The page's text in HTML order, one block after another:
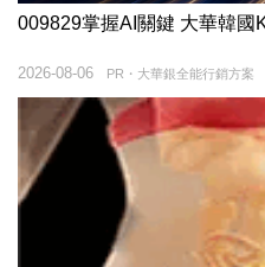
009829掌握AI關鍵 大華韓國
PR・大華銀全能行銷方案
2026-08-06